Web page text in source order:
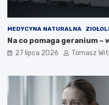
MEDYCYNA NATURALNA
Na co pomaga geranium
27 lipca 2026 Tomasz